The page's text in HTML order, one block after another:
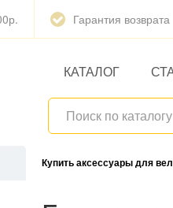
Гарантия возврата
КАТАЛОГ
Купить аксессуары для